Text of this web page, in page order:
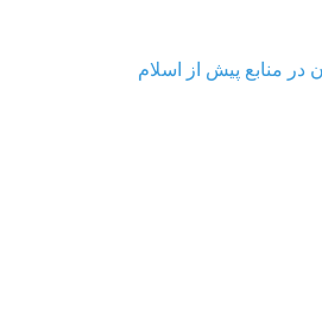
در منابع پیش از اسلام